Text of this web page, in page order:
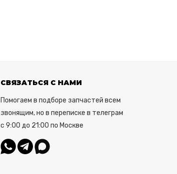
СВЯЗАТЬСЯ С НАМИ
Помогаем в подборе запчастей всем
звонящим, но в переписке в телеграм
с 9:00 до 21:00 по Москве